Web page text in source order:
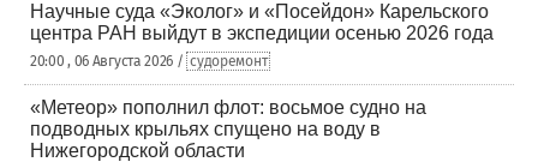
Научные суда «Эколог» и «Посейдон» Карельского
центра РАН выйдут в экспедиции осенью 2026 года
20:00 , 06 Августа 2026 / судоремонт
«Метеор» пополнил флот: восьмое судно на
подводных крыльях спущено на воду в
Нижегородской области